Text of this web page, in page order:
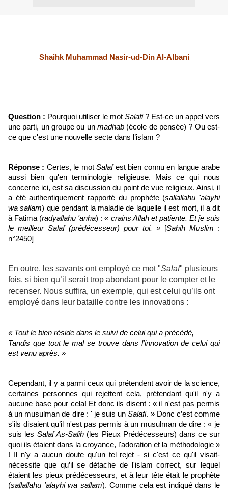
Shaihk Muhammad Nasir-ud-Din Al-Albani
Question : Pourquoi utiliser le mot Salafi? Est-ce un appel vers
une parti, un groupe ou un madhab (école de pensée) ? Ou est-
ce que c'est une nouvelle secte dans l’islam ?
Réponse : Certes, le motSalafest bien connu en langue arabe
aussi bien qu'en terminologie religieuse. Mais ce qui nous
concerne ici, est sa discussion du point de vue religieux. Ainsi, il
a été authentiquement rapporté du prophète (sallallahu 'alayhi
wa sallam) que pendant la maladie de laquelle il est mort, il a dit
à Fatima (radyallahu 'anha) :« crains Allah et patiente. Et je suis
le meilleur Salaf (prédécesseur) pour toi. » [Sahih Muslim :
n°2450]
En outre, les savants ont employé ce mot "Salaf" plusieurs
fois, si bien qu’il serait trop abondant pour le compter et le
recenser. Nous suffira, un exemple, qui est celui qu’ils ont
employé dans leur bataille contre les innovations :
« Tout le bien réside dans le suivi de celui qui a précédé,
Tandis que tout le mal se trouve dans l'innovation de celui qui
est venu après. »
Cependant, il y a parmi ceux qui prétendent avoir de la science,
certaines personnes qui rejettent cela, prétendant qu'il n'y a
aucune base pour cela! Et donc ils disent : « il n'est pas permis
à un musulman de dire : ' je suis unSalafi. » Donc c’est comme
s'ils disaient qu’il n'est pas permis à un musulman de dire : « je
suis les Salaf As-Salih (les Pieux Prédécesseurs) dans ce sur
quoi ils étaient dans la croyance, l'adoration et la méthodologie »
! Il n'y a aucun doute qu'un tel rejet - si c'est ce qu'il visait-
nécessite que qu’il se détache de l'islam correct, sur lequel
étaient les pieux prédécesseurs, et à leur tête était le prophète
(sallallahu 'alayhi wa sallam). Comme cela est indiqué dans le